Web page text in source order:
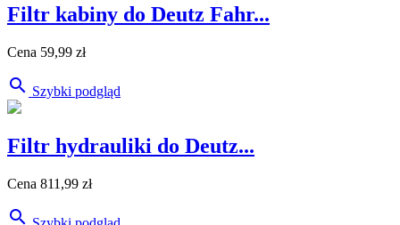
Filtr kabiny do Deutz Fahr...
Cena 59,99 zł
 Szybki podgląd
Filtr hydrauliki do Deutz...
Cena 811,99 zł
